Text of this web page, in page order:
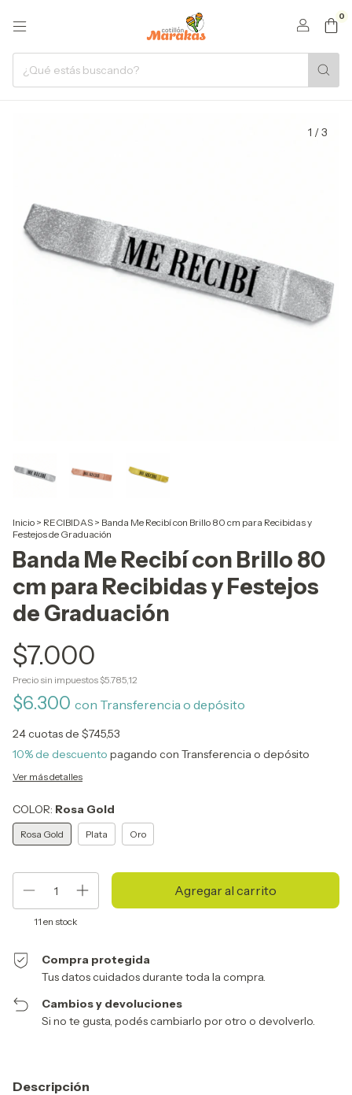
0
1 /3
Inicio > RECIBIDAS > Banda Me Recibí con Brillo 80 cm para Recibidas y
Festejos de Graduación
Banda Me Recibí con Brillo 80
cm para Recibidas y Festejos
de Graduación
$7.000
Precio sin impuestos $5.785,12
$6.300 con Transferencia o depósito
24cuotas de $745,53
10% de descuento pagando con Transferencia o depósito
Ver más detalles
COLOR: Rosa Gold
Rosa Gold Plata Oro
11 en stock
Compra protegida
Tus datos cuidados durante toda la compra.
Cambios y devoluciones
Si no te gusta, podés cambiarlo por otro o devolverlo.
Descripción